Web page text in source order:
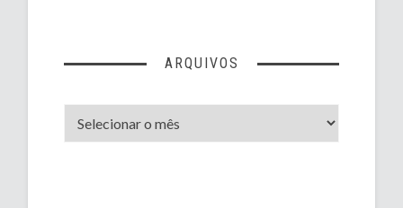
ARQUIVOS